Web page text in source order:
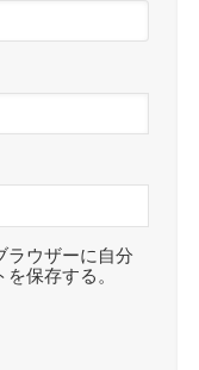
ラウザーに自分
保存する。